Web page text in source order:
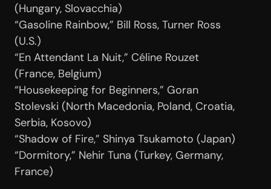
(Hungary, Slovacchia)
“Gasoline Rainbow,” Bill Ross, Turner Ross
(U.S.)
“En Attendant La Nuit,” Céline Rouzet
(France, Belgium)
“Housekeeping for Beginners,” Goran
Stolevski (North Macedonia, Poland, Croatia,
Serbia, Kosovo)
“Shadow of Fire,” Shinya Tsukamoto (Japan)
“Dormitory,” Nehir Tuna (Turkey, Germany,
France)